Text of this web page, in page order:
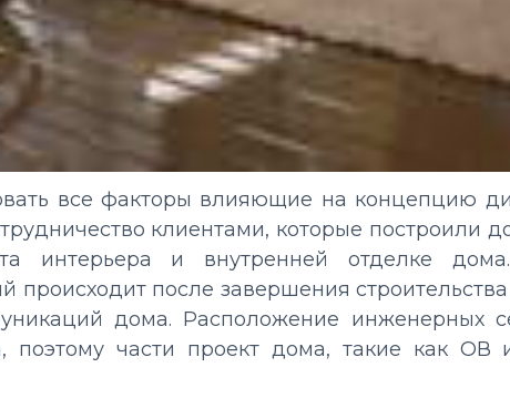
все факторы влияющие на концепцию
клиентами, которые построили
интерьера и внутренней отделке
после завершения
дома. Расположение инженерных
поэтому части проект дома, такие как